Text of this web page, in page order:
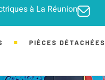
à La Réunion
PIÈCES DÉTACHÉES